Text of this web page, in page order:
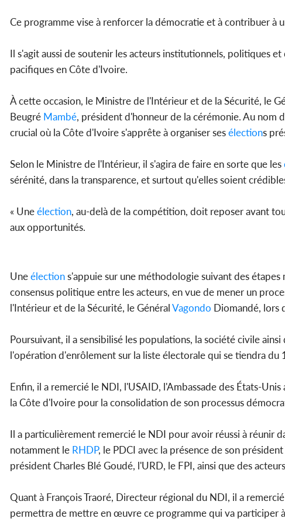
Ce programme vise à renforcer la démocratie et à contribuer à
Il s'agit aussi de soutenir les acteurs institutionnels, politiques
pacifiques en Côte d'Ivoire.
À cette occasion, le Ministre de l'Intérieur et de la Sécurité, le
Beugré Mambé, président d'honneur de la cérémonie. Au nom
crucial où la Côte d'Ivoire s'apprête à organiser sesélections
Selon le Ministre de l'Intérieur, il s'agira de faire en sorte que les
sérénité, dans la transparence, et surtout qu'elles soient
« Uneélection, au-delà de la compétition, doit reposer avant
aux opportunités.
Uneélections'appuie sur une méthodologie suivant des
consensus politique entre les acteurs, en vue de mener un
l'Intérieur et de la Sécurité, le GénéralVagondo Diomandé, lors
Poursuivant, il a sensibilisé les populations, la société civile
l'opération d'enrôlement sur la liste électorale qui se tiendra
Enfin, il a remercié le NDI, l'USAID, l'Ambassade des États-
la Côte d'Ivoire pour la consolidation de son processus
Il a particulièrement remercié le NDI pour avoir réussi à réunir
notamment le RHDP, le PDCI avec la présence de son
président Charles Blé Goudé, l'URD, le FPI, ainsi que des
Quant à François Traoré, Directeur régional du NDI, il a
permettra de mettre en œuvre ce programme qui va participer